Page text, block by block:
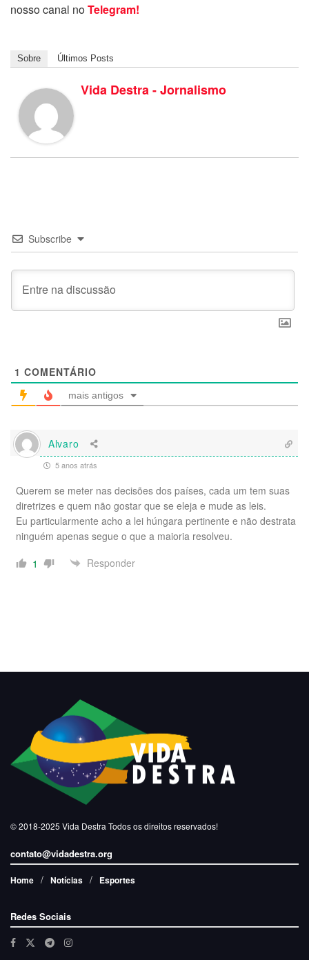
nosso canal noTelegram!
Sobre Últimos Posts
Vida Destra - Jornalismo
Subscribe
1 COMENTÁRIO
mais antigos
Alvaro
5 anos atrás
Querem se meter nas decisões dos países, cada um tem suas
diretrizes e quem não gostar que se eleja e mude as leis.
Eu particularmente acho a lei húngara pertinente e não destrata
ninguém apenas segue o que a maioria resolveu.
1
Responder
© 2018-2025 Vida Destra Todos os direitos reservados!
contato@vidadestra.org
Home Notícias Esportes
Redes Sociais